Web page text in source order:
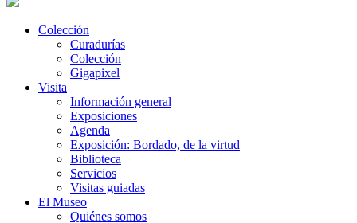
Colección
Curadurías
Colección
Gigapixel
Visita
Información general
Exposiciones
Agenda
Exposición: Bordado, de la virtud
Biblioteca
Servicios
Visitas guiadas
El Museo
Quiénes somos